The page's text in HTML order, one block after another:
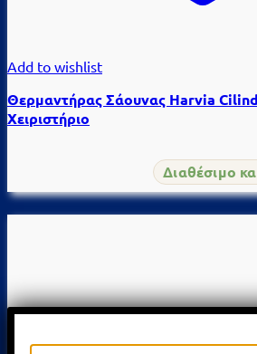
Add to wishlist
Θερμαντήρας Σάουνας Harvia
Χειριστήριο
Διαθέσιμο